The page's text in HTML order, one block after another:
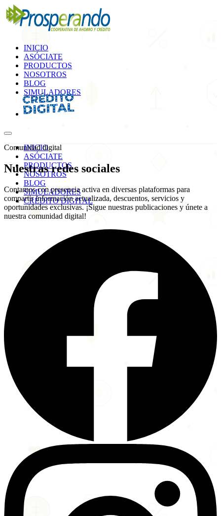
INICIO
ASÓCIATE
PRODUCTOS
NOSOTROS
BLOG
SIMULADORES
INICIO
ASÓCIATE
PRODUCTOS
NOSOTROS
BLOG
SIMULADORES
CRÉDITO DIGITAL
Comunidad digital
Nuestrasredes sociales
Contamos con presencia activa en diversas plataformas para
compartir información actualizada, descuentos, servicios y
oportunidades exclusivas. ¡Sigue nuestras publicaciones y únete a
nuestra comunidad digital!